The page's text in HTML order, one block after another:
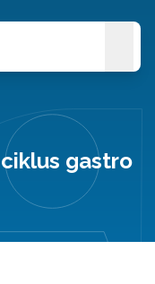
gastro